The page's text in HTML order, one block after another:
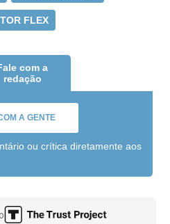
FLEX
com a
redação
A GENTE
ou crítica diretamente aos